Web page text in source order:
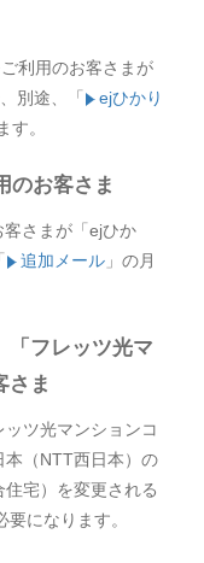
ご利用のお客さまが
別途、「
ejひかり
す。
のお客さま
さまが「ejひか
追加メール」の月
「フレッツ光マ
さま
ッツ光マンションコ
（NTT西日本）の
宅）を変更される
になります。